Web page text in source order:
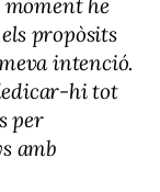
he
propòsits
intenció.
hi tot
per
amb